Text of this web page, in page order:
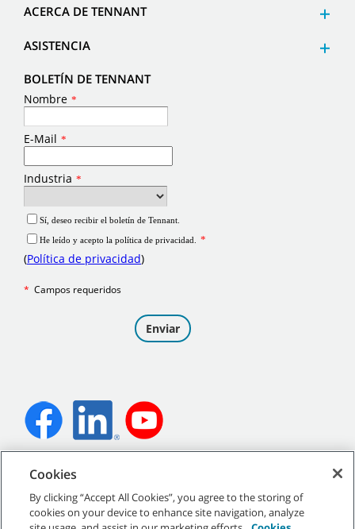
ACERCA DE TENNANT
ASISTENCIA
BOLETÍN DE TENNANT
©2026 Tennant Company. Todos los derechos reservados.
Cookies
By clicking “Accept All Cookies”, you agree to the storing of
cookies on your device to enhance site navigation, analyze